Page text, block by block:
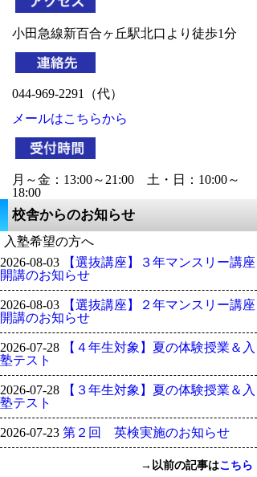
新百合ヶ丘駅の北口から徒歩1分という
立地のいい場所にあり、雨に濡れませ
駅からも生徒が通ってきています。
楽しさ」を感じてください。
羽ばたけ未来のリーダーたち！スタッ
ております。
授業などもお気軽にお問い合わせくださ
い。
044-969-2291（代）
メールはこちらから
月～金：13:00～21:00　土・日：10:00～
18:00
校舎からのお知らせ
入塾希望の方へ
2026-08-03
【選抜講座】３年マンスリー講座
開講のお知らせ
2026-08-03
【選抜講座】２年マンスリー講座
開講のお知らせ
2026-07-28
【４年生対象】夏の体験授業＆入
塾テスト
2026-07-28
【３年生対象】夏の体験授業＆入
塾テスト
2026-07-23 第２回 英検実施のお知らせ
→以前の記事はこちら